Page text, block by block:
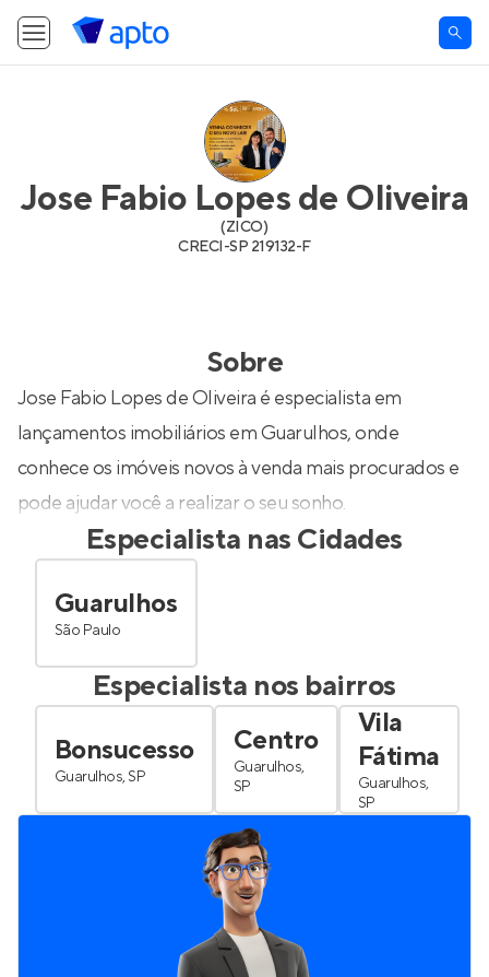
Jose Fabio Lopes de Oliveira
(ZICO)
CRECI-SP 219132-F
Sobre
Jose Fabio Lopes de Oliveira é especialista em
lançamentos imobiliários em Guarulhos, onde
conhece os imóveis novos à venda mais procurados e
pode ajudar você a realizar o seu sonho.
Especialista nas Cidades
Guarulhos
São Paulo
Especialista nos bairros
Bonsucesso
Guarulhos, SP
Centro
Guarulhos,
SP
Vila
Fátima
Guarulhos,
SP